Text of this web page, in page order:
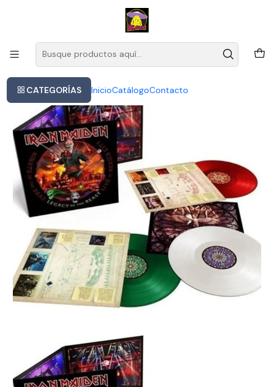
CATEGORÍAS InicioCatálogoContacto
Este es el texto del slide